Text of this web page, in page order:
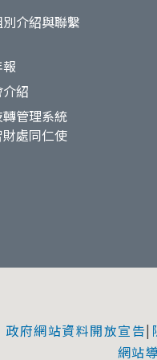
介紹與聯繫
紹
管理系統
處同仁使
政府網站資料開放宣告|
網站